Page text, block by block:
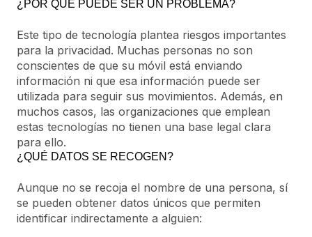
¿POR QUÉ PUEDE SER UN PROBLEMA?
Este tipo de tecnología plantea riesgos importantes
para la privacidad. Muchas personas no son
conscientes de que su móvil está enviando
información ni que esa información puede ser
utilizada para seguir sus movimientos. Además, en
muchos casos, las organizaciones que emplean
estas tecnologías no tienen una base legal clara
para ello.
¿QUÉ DATOS SE RECOGEN?
Aunque no se recoja el nombre de una persona, sí
se pueden obtener datos únicos que permiten
identificar indirectamente a alguien: